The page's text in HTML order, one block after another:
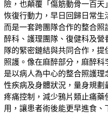
險，也顛覆「傷筋動骨一百
恢復行動力，早日回歸日常生
而是一套跨團隊合作的整合
醉科、護理團隊、復健科及營
隊的緊密鏈結與共同合作，
照護。像在麻醉部分，麻醉科
是以病人為中心的整合照護
性疾病及身體狀況，量身規
疼痛控制，減少鴉片類止痛
用，讓患者術後能更早進食